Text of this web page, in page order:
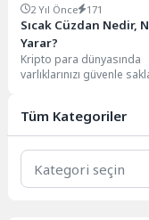
2 Yıl Önce 171
Sıcak Cüzdan Nedir,
Yarar?
Kripto para dünyasında
varlıklarınızı güvenle
Bu...
Tüm Kategoriler